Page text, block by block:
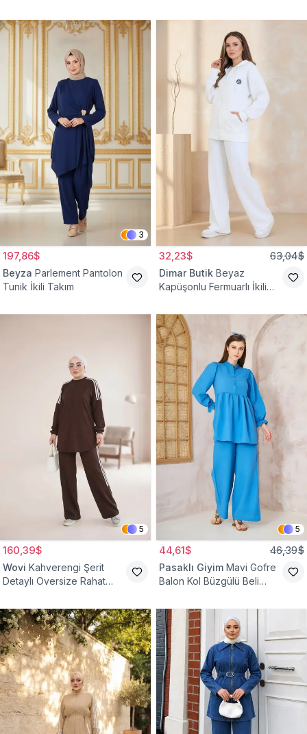
3
197,86$
Beyza Parlement Pantolon
Tunik İkili Takım
32,23$ 63,04$
Dimar Butik Beyaz
Kapüşonlu Fermuarlı İkili
5
160,39$
Wovi Kahverengi Şerit
Detaylı Oversize Rahat
5
44,61$ 46,39$
Pasaklı Giyim Mavi Gofre
Balon Kol Büzgülü Beli
Takım